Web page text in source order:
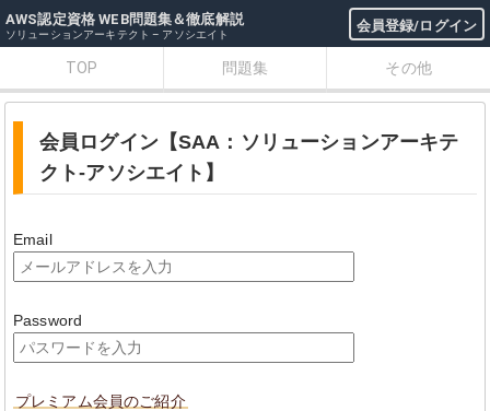
AWS認定資格 WEB問題集＆徹底解説 会員登録/ログイン
ソリューションアーキテクト – アソシエイト
TOP 問題集 その他
会員ログイン【SAA：ソリューションアーキテ
クト-アソシエイト】
Email
Password
プレミアム会員のご紹介